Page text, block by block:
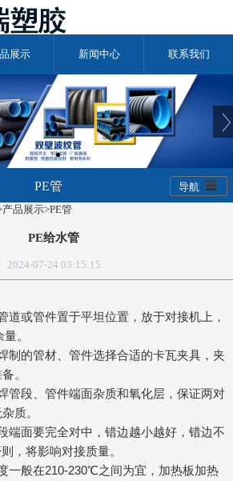
展示 新闻中心 联系我们
PE管
导航
产品展示>PE管
PE给水管
2024-07-24 03:15:15
或管件置于平坦位置，放于对接机上，
。
的管材、管件选择合适的卡瓦夹具，夹
。
段、管件端面杂质和氧化层，保证两对
质。
面要完全对中，错边越小越好，错边不
，将影响对接质量。
般在210-230℃之间为宜，加热板加热